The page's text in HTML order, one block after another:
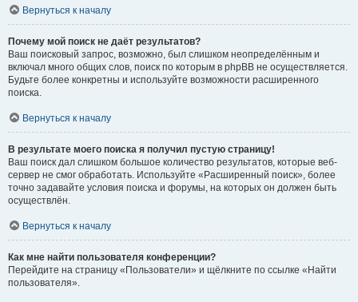
Вернуться к началу
Почему мой поиск не даёт результатов?
Ваш поисковый запрос, возможно, был слишком неопределённым и
включал много общих слов, поиск по которым в phpBB не осуществляется.
Будьте более конкретны и используйте возможности расширенного
поиска.
Вернуться к началу
В результате моего поиска я получил пустую страницу!
Ваш поиск дал слишком большое количество результатов, которые веб-
сервер не смог обработать. Используйте «Расширенный поиск», более
точно задавайте условия поиска и форумы, на которых он должен быть
осуществлён.
Вернуться к началу
Как мне найти пользователя конференции?
Перейдите на страницу «Пользователи» и щёлкните по ссылке «Найти
пользователя».